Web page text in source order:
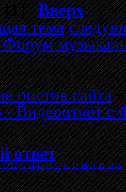
[1]Вверх
тема
постов сайта»
с
ответ
11 12 13 14 15 16 17 18 19 20 21 22 23 24